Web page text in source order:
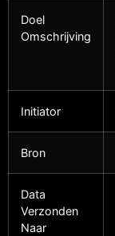
Doel
Omschrijving
Initiator
Bron
Data
Verzonden
Naar